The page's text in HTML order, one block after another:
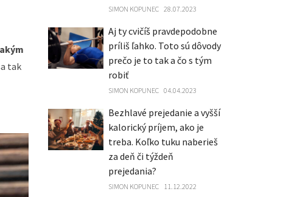
tak
SIMON KOPUNEC 28.07.2023
Aj ty cvičíš pravdepodobne
príliš ľahko. Toto sú dôvody
prečo je to tak a čo s tým
robiť
SIMON KOPUNEC 04.04.2023
Bezhlavé prejedanie a vyšší
kalorický príjem, ako je
treba. Koľko tuku naberieš
za deň či týždeň
prejedania?
SIMON KOPUNEC 11.12.2022